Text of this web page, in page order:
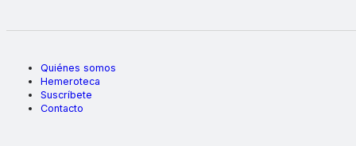
Quiénes somos
Hemeroteca
Suscríbete
Contacto